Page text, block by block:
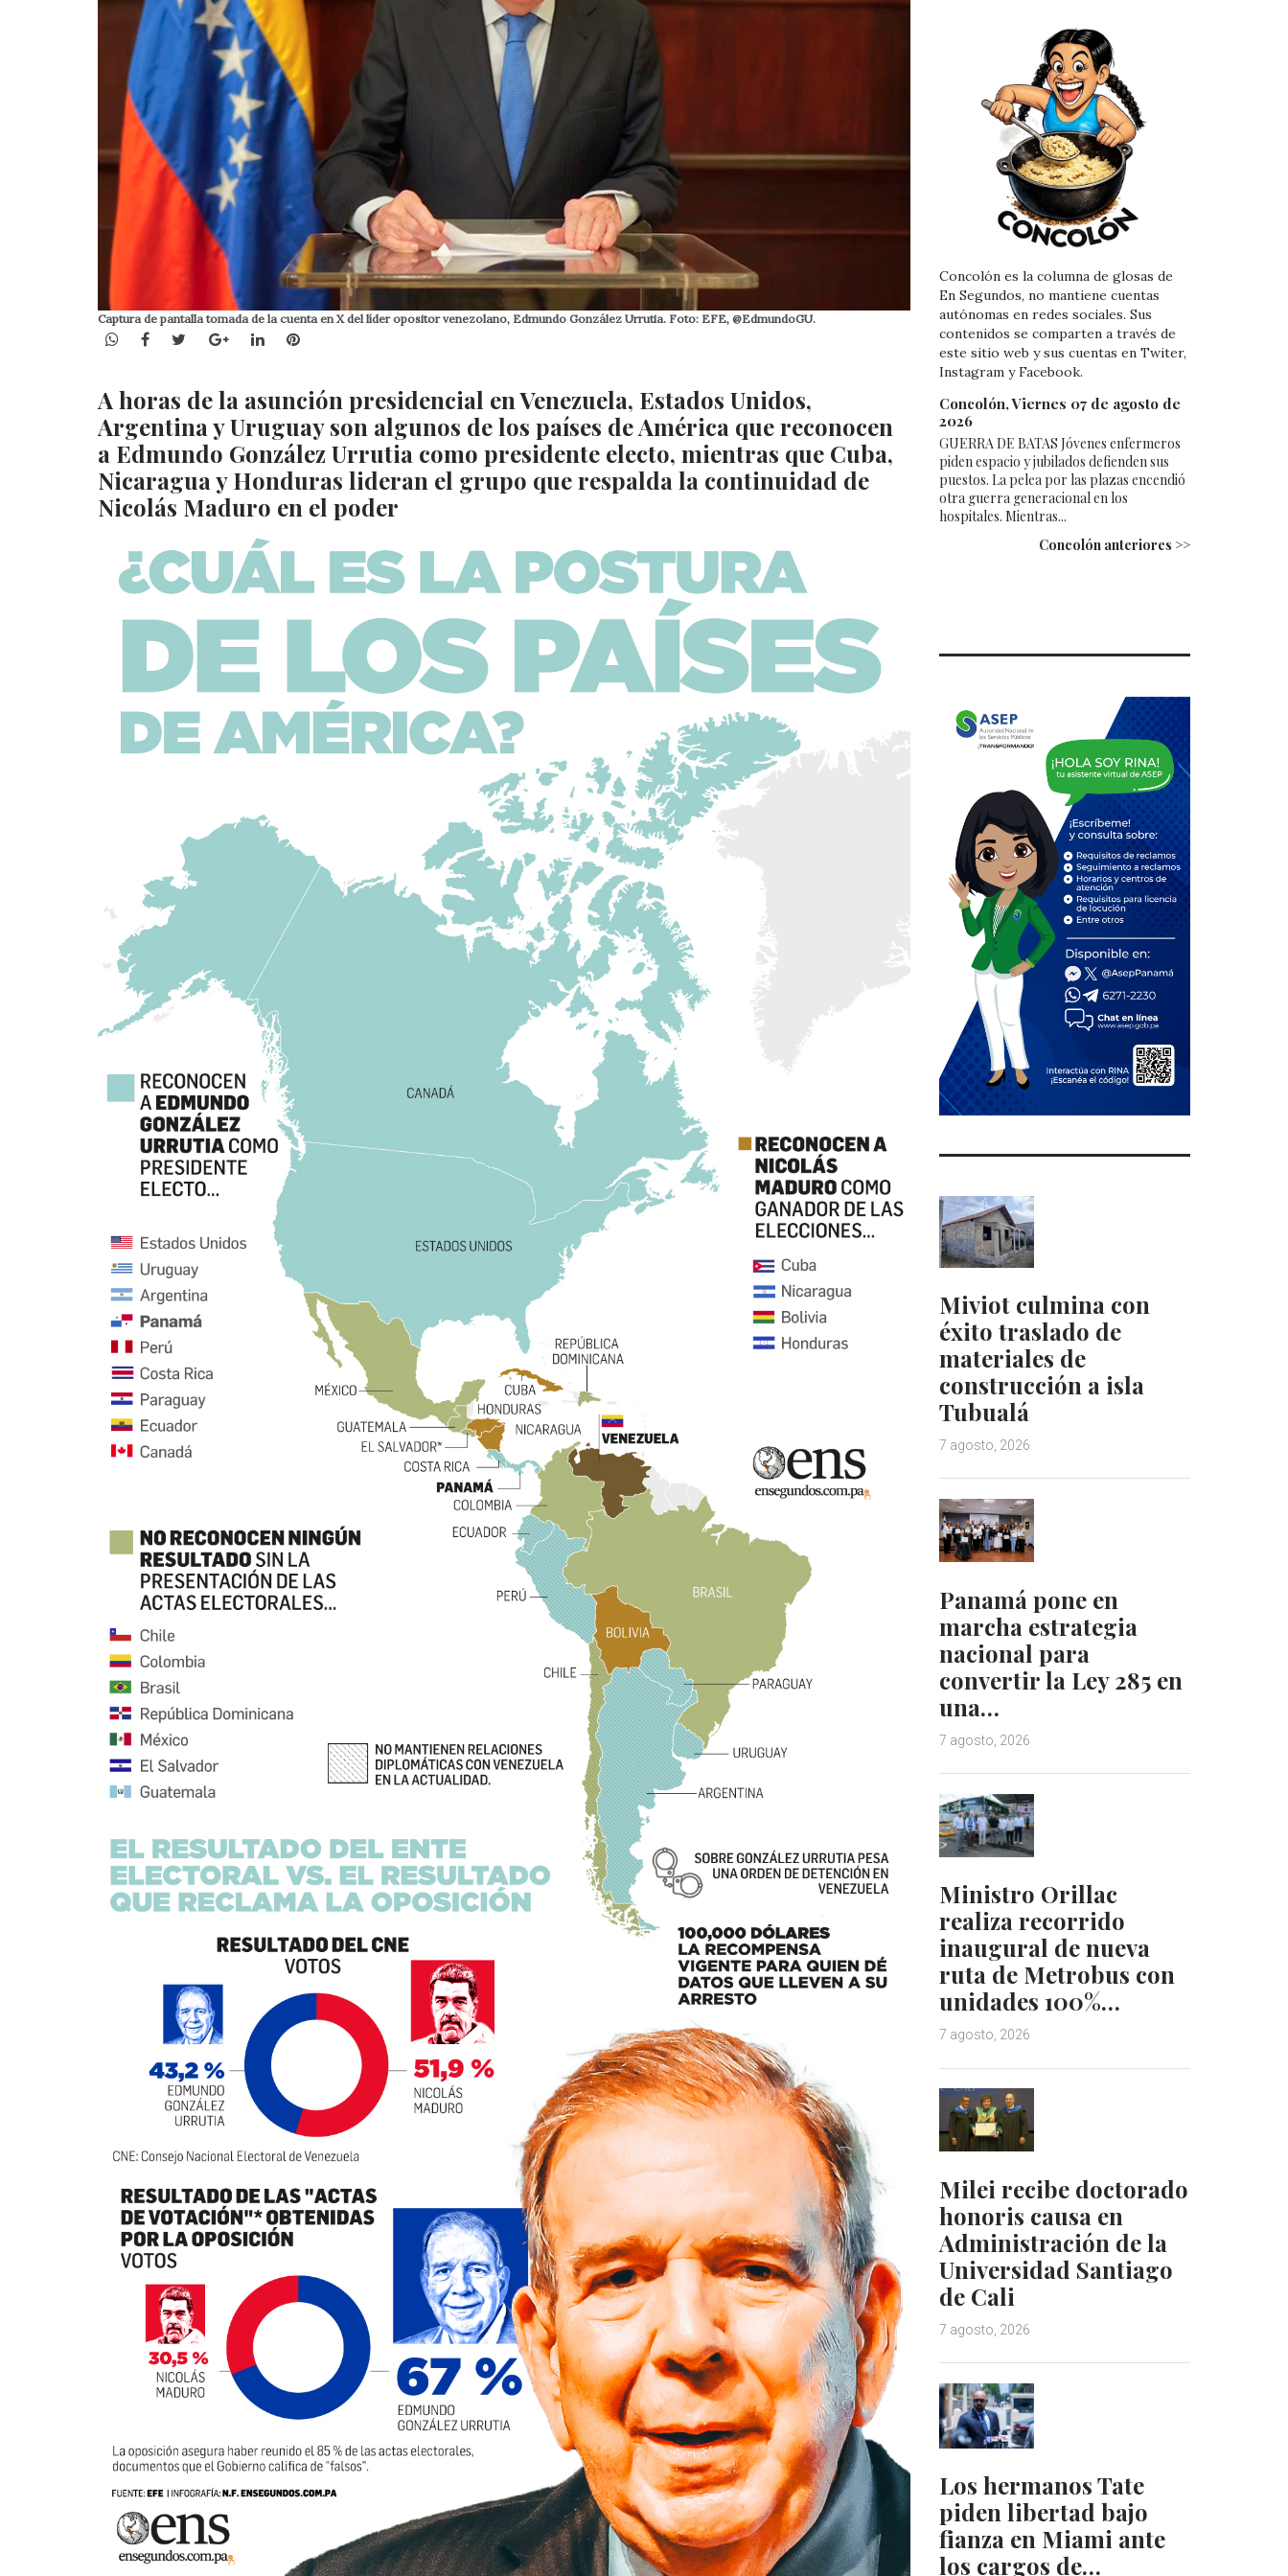
Captura de pantalla tomada de la cuenta en X del líder opositor venezolano, Edmundo González Urrutia. Foto: EFE, @EdmundoGU.
WhatsApp
Facebook
TwitterGoogle+LinkedInPinterest
A horas de la asunción presidencial en Venezuela, Estados Unidos,
Argentina y Uruguay son algunos de los países de América que reconocen
a Edmundo González Urrutia como presidente electo, mientras que Cuba,
Nicaragua y Honduras lideran el grupo que respalda la continuidad de
Nicolás Maduro en el poder
Concolón es la columna de glosas de
En Segundos, no mantiene cuentas
autónomas en redes sociales. Sus
contenidos se comparten a través de
este sitio web y sus cuentas en Twiter,
Instagram y Facebook.
Concolón, Viernes 07 de agosto de
2026
GUERRA DE BATAS Jóvenes enfermeros
piden espacio y jubilados defienden sus
puestos. La pelea por las plazas encendió
otra guerra generacional en los
hospitales. Mientras...
Concolón anteriores >>
Miviot culmina con
éxito traslado de
materiales de
construcción a isla
Tubualá
7 agosto, 2026
Panamá pone en
marcha estrategia
nacional para
convertir la Ley 285 en
una…
7 agosto, 2026
Ministro Orillac
realiza recorrido
inaugural de nueva
ruta de Metrobus con
unidades 100%…
7 agosto, 2026
Milei recibe doctorado
honoris causa en
Administración de la
Universidad Santiago
de Cali
7 agosto, 2026
Los hermanos Tate
piden libertad bajo
fianza en Miami ante
los cargos de…